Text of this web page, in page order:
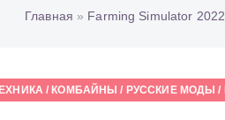
Главная » Farming Simulator 2022
/ КОМБАЙНЫ / РУССКИЕ МОДЫ /